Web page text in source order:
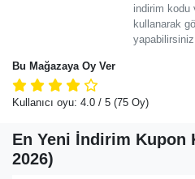
Bu Mağazaya Oy Ver
Kullanıcı oyu: 4.0 / 5 (75 Oy)
indirim kodu
kullanarak
En Yeni İndirim Kupon
2026)